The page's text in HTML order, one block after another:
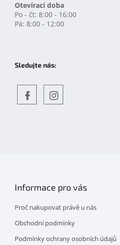
Otevírací doba
Po - čt: 8:00 - 16:00
Pá: 8:00 - 12:00
Sledujte nás:
Informace pro vás
Proč nakupovat právě u nás
Obchodní podmínky
Podmínky ochrany osobních údajů